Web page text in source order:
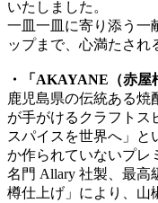
いたしました。
一皿一皿に寄り添う一
ップまで、心満たされ
・「AKAYANE（赤屋
鹿児島県の伝統ある焼
が手がけるクラフトス
スパイスを世界へ」と
か作られていないプレ
名門 Allary 社製、最高
樽仕上げ」により、山